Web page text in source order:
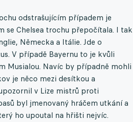
odstrašujícím případem je
se Chelsea trochu přepočítala. I tak
Německa a Itálie. Jde o
V případě Bayernu to je kvůli
Musialou. Navíc by případně mohli
je něco mezi desítkou a
v Lize mistrů proti
byl jmenovaný hráčem utkání a
ho upoutal na hřišti nejvíc.